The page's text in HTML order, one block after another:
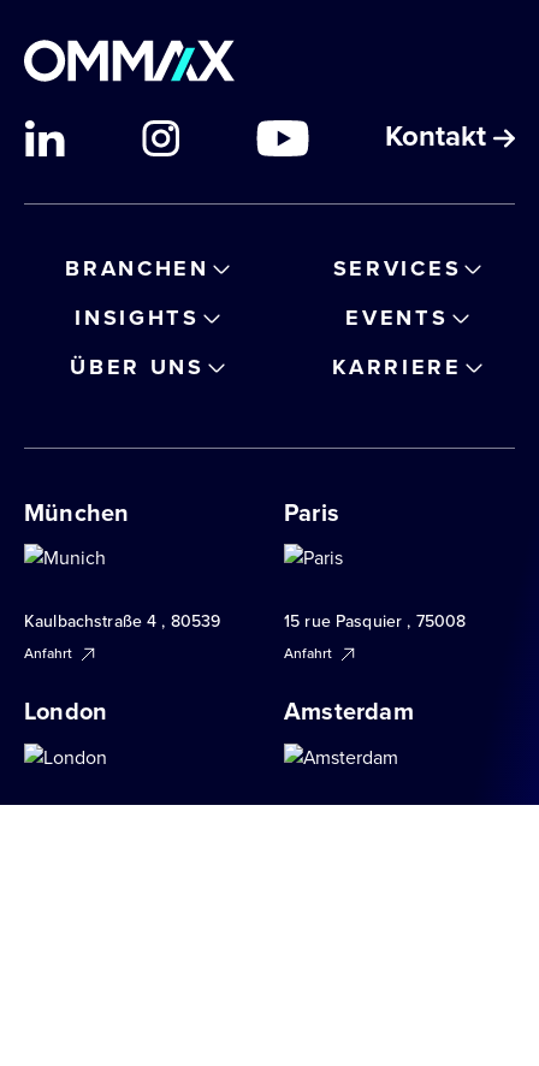
Kontakt
BRANCHEN
SERVICES
INSIGHTS
EVENTS
ÜBER UNS
KARRIERE
München
Kaulbachstraße 4 , 80539
Anfahrt
Paris
15 rue Pasquier , 75008
Anfahrt
London Amsterdam